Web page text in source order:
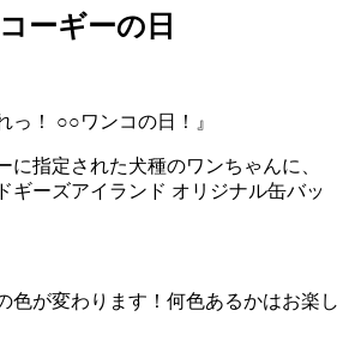
ーギーの日
っ！ ○○ワンコの日！』
に指定された犬種のワンちゃんに、
ギーズアイランド オリジナル缶バッ
色が変わります！何色あるかはお楽し